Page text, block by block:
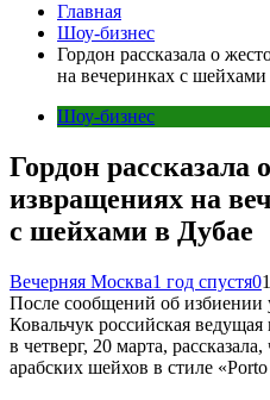
Главная
Шоу-бизнес
Гордон рассказала о
на вечеринках с
Шоу-бизнес
Гордон рассказала
извращениях на
с шейхами в Дубае
Вечерняя Москва1 год спустя0
После сообщений об
Ковальчук российская
в четверг, 20 марта,
арабских шейхов в стиле